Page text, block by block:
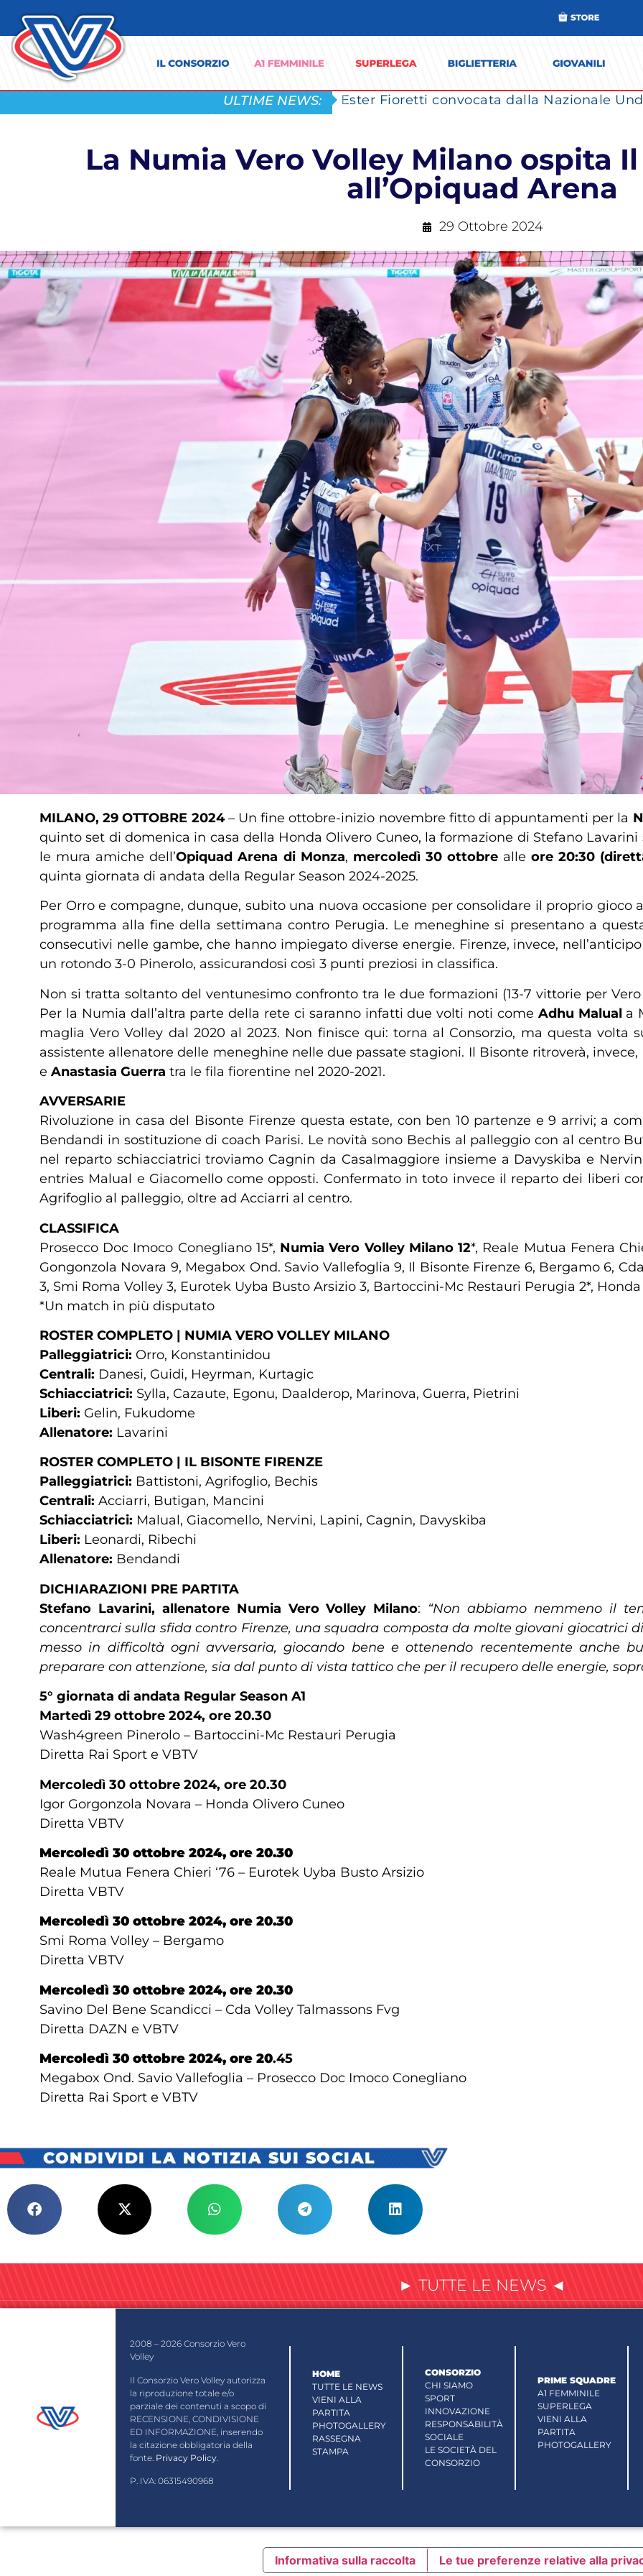
ULTIME NEWS: Ester Fioretti convocata dalla Nazionale
La Numia Vero Volley Milano ospita
all’Opiquad Arena
29 Ottobre 2024
MILANO, 29 OTTOBRE 2024– Un fine ottobre-inizio novembre fitto di appuntamenti per la
quinto set di domenica in casa della Honda Olivero Cuneo, la formazione di Stefano
le mura amiche dell’Opiquad Arena di Monza, mercoledì 30 ottobrealleore 20:30
quinta giornata di andata della Regular Season 2024-2025.
Per Orro e compagne, dunque, subito una nuova occasione per consolidare il proprio gioco
programma alla fine della settimana contro Perugia. Le meneghine si presentano a
consecutivi nelle gambe, che hanno impiegato diverse energie. Firenze, invece,
un rotondo 3-0 Pinerolo, assicurandosi così 3 punti preziosi in classifica.
Non si tratta soltanto del ventunesimo confronto tra le due formazioni (13-7 vittorie per
Per la Numia dall’altra parte della rete ci saranno infatti due volti noti come Adhu Malual a
maglia Vero Volley dal 2020 al 2023. Non finisce qui: torna al Consorzio, ma questa volta
assistente allenatore delle meneghine nelle due passate stagioni. Il Bisonte ritroverà, invece,
e Anastasia Guerra tra le fila fiorentine nel 2020-2021.
AVVERSARIE
Rivoluzione in casa del Bisonte Firenze questa estate, con ben 10 partenze e 9 arrivi; a
Bendandi in sostituzione di coach Parisi. Le novità sono Bechis al palleggio con al centro
nel reparto schiacciatrici troviamo Cagnin da Casalmaggiore insieme a Davyskiba e
entries Malual e Giacomello come opposti. Confermato in toto invece il reparto dei liberi
Agrifoglio al palleggio, oltre ad Acciarri al centro.
CLASSIFICA
Prosecco Doc Imoco Conegliano 15*, Numia Vero Volley Milano 12*, Reale Mutua Fenera
Gongonzola Novara 9, Megabox Ond. Savio Vallefoglia 9, Il Bisonte Firenze 6, Bergamo 6,
3, Smi Roma Volley 3, Eurotek Uyba Busto Arsizio 3, Bartoccini-Mc Restauri Perugia 2*, Honda
*Un match in più disputato
ROSTER COMPLETO | NUMIA VERO VOLLEY MILANO
Palleggiatrici: Orro, Konstantinidou
Centrali: Danesi, Guidi, Heyrman, Kurtagic
Schiacciatrici: Sylla, Cazaute, Egonu, Daalderop, Marinova, Guerra, Pietrini
Liberi: Gelin, Fukudome
Allenatore: Lavarini
ROSTER COMPLETO | IL BISONTE FIRENZE
Palleggiatrici: Battistoni, Agrifoglio, Bechis
Centrali: Acciarri, Butigan, Mancini
Schiacciatrici: Malual, Giacomello, Nervini, Lapini, Cagnin, Davyskiba
Liberi: Leonardi, Ribechi
Allenatore: Bendandi
DICHIARAZIONI PRE PARTITA
Stefano Lavarini, allenatore Numia Vero Volley Milano: “Non abbiamo nemmeno il
concentrarci sulla sfida contro Firenze, una squadra composta da molte giovani giocatrici
messo in difficoltà ogni avversaria, giocando bene e ottenendo recentemente anche
preparare con attenzione, sia dal punto di vista tattico che per il recupero delle energie,
5° giornata di andata Regular Season A1
Martedì 29 ottobre 2024, ore 20.30
Wash4green Pinerolo – Bartoccini-Mc Restauri Perugia
Diretta Rai Sport e VBTV
Mercoledì 30 ottobre 2024, ore 20.30
Igor Gorgonzola Novara – Honda Olivero Cuneo
Diretta VBTV
Mercoledì 30 ottobre 2024, ore 20.30
Reale Mutua Fenera Chieri ‘76 – Eurotek Uyba Busto Arsizio
Diretta VBTV
Mercoledì 30 ottobre 2024, ore 20.30
Smi Roma Volley – Bergamo
Diretta VBTV
Mercoledì 30 ottobre 2024, ore 20.30
Savino Del Bene Scandicci – Cda Volley Talmassons Fvg
Diretta DAZN e VBTV
Mercoledì 30 ottobre 2024, ore 20.45
Megabox Ond. Savio Vallefoglia – Prosecco Doc Imoco Conegliano
Diretta Rai Sport e VBTV
CONDIVIDI LA NOTIZIA SUI SOCIAL
► TUTTE LE NEWS ◄
2008 – 2026 Consorzio Vero
Volley
Il Consorzio Vero Volley autorizza
la riproduzione totale e/o
parziale dei contenuti a scopo di
RECENSIONE, CONDIVISIONE
ED INFORMAZIONE, inserendo
la citazione obbligatoria della
fonte. Privacy Policy
P. IVA: 06315490968
HOME
TUTTE LE NEWS
VIENI ALLA
PARTITA
PHOTOGALLERY
RASSEGNA
STAMPA
CONSORZIO
CHI SIAMO
SPORT
INNOVAZIONE
RESPONSABILITÀ
SOCIALE
LE SOCIETÀ DEL
CONSORZIO
PRIME SQUADRE
A1 FEMMINILE
SUPERLEGA
VIENI ALLA
PARTITA
PHOTOGALLERY
Informativa sulla raccolta Le tue preferenze relative alla